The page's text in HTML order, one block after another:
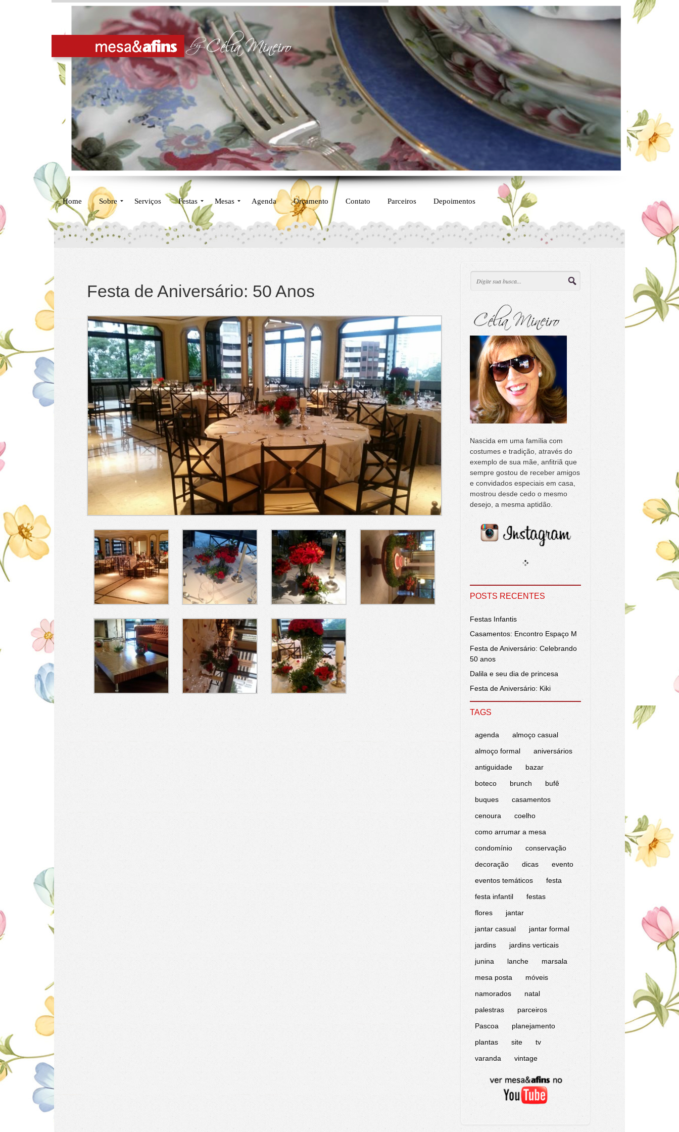
Home Sobre Serviços Festas Mesas Agenda Orçamento Contato Parceiros Depoimentos
Festa de Aniversário: 50 Anos
Nascida em uma família com
costumes e tradição, através do
exemplo de sua mãe, anfitriã que
sempre gostou de receber amigos
e convidados especiais em casa,
mostrou desde cedo o mesmo
desejo, a mesma aptidão.
POSTS RECENTES
Festas Infantis
Casamentos: Encontro Espaço M
Festa de Aniversário: Celebrando
50 anos
Dalila e seu dia de princesa
Festa de Aniversário: Kiki
TAGS
agenda
almoço casual
almoço formal
aniversários
antiguidade
bazar
boteco
brunch
bufê
buques
casamentos
cenoura
coelho
como arrumar a mesa
condomínio
conservação
decoração
dicas
evento
eventos temáticos
festa
festa infantil
festas
flores
jantar
jantar casual
jantar formal
jardins
jardins verticais
junina
lanche
marsala
mesa posta
móveis
namorados
natal
palestras
parceiros
Pascoa
planejamento
plantas
site
tv
varanda
vintage